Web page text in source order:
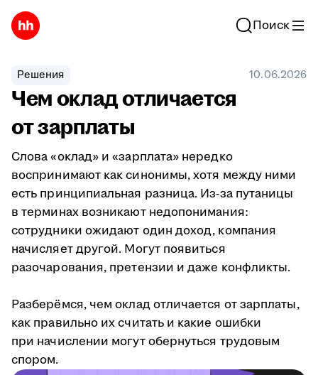
Поиск
Решения 10.06.2026
Чем оклад отличается
от зарплаты
Слова «оклад» и «зарплата» нередко
воспринимают как синонимы, хотя между ними
есть принципиальная разница. Из-за путаницы
в терминах возникают недопонимания:
сотрудники ожидают один доход, компания
начисляет другой. Могут появиться
разочарования, претензии и даже конфликты.
Разберёмся, чем оклад отличается от зарплаты,
как правильно их считать и какие ошибки
при начислении могут обернуться трудовым
спором.